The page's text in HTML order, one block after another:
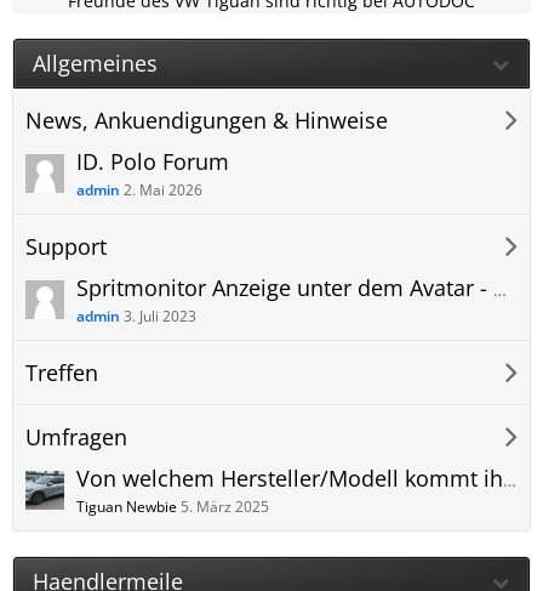
Allgemeines
News, Ankuendigungen & Hinweise
ID. Polo Forum
admin 2. Mai 2026
Support
Spritmonitor Anzeige unter dem Avatar - Eintrag der ID und Anzeige der Grafik
admin 3. Juli 2023
Treffen
Umfragen
Von welchem Hersteller/Modell kommt ihr und warum wechselt ihr zum VW Tiguan 3?
Tiguan Newbie 5. März 2025
Haendlermeile